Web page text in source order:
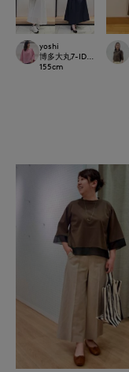
yoshi
博多大丸7-IDconcept.
155cm